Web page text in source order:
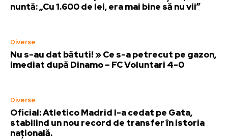
nuntă: „Cu 1.600 de lei, era mai bine să nu vii”
Diverse
Nu s-au dat bătuti! » Ce s-a petrecut pe gazon,
imediat după Dinamo – FC Voluntari 4-0
Diverse
Oficial: Atletico Madrid l-a cedat pe Gata,
stabilind un nou record de transfer în istoria
națională.